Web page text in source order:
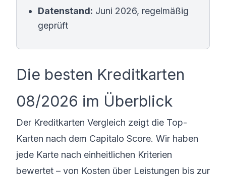
Datenstand: Juni 2026, regelmäßig
geprüft
Die besten Kreditkarten
08/2026 im Überblick
Der Kreditkarten Vergleich zeigt die Top-
Karten nach dem Capitalo Score. Wir haben
jede Karte nach einheitlichen Kriterien
bewertet – von Kosten über Leistungen bis zur